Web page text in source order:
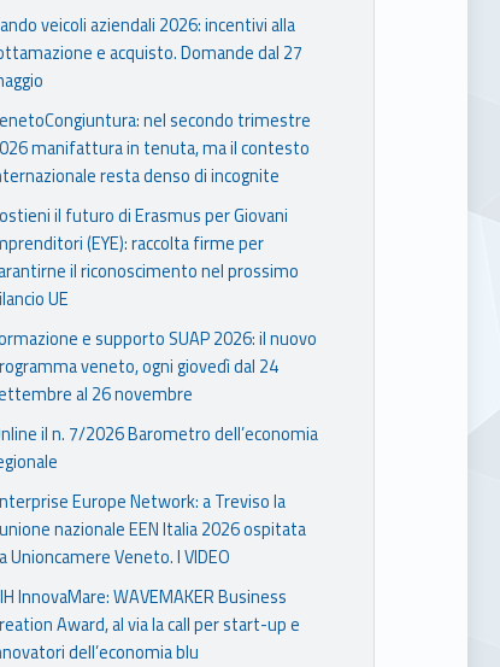
veicoli aziendali 2026: incentivi alla
e acquisto. Domande dal 27
nel secondo trimestre
manifattura in tenuta, ma il contesto
resta denso di incognite
il futuro di Erasmus per Giovani
(EYE): raccolta firme per
il riconoscimento nel prossimo
UE
e supporto SUAP 2026: il nuovo
veneto, ogni giovedì dal 24
al 26 novembre
il n. 7/2026 Barometro dell’economia
Europe Network: a Treviso la
nazionale EEN Italia 2026 ospitata
Unioncamere Veneto. I VIDEO
InnovaMare: WAVEMAKER Business
Award, al via la call per start-up e
dell’economia blu